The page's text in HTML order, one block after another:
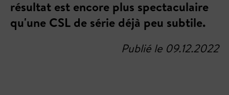
résultat est encore plus spectaculaire
qu'une CSL de série déjà peu subtile.
Publié le 09.12.2022